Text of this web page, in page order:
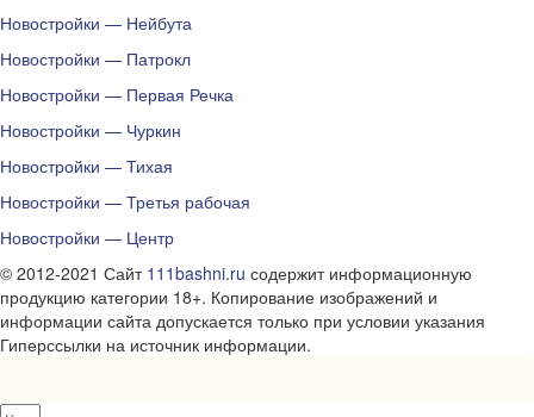
Новостройки — Нейбута
Новостройки — Патрокл
Новостройки — Первая Речка
Новостройки — Чуркин
Новостройки — Тихая
Новостройки — Третья рабочая
Новостройки — Центр
© 2012-2021 Сайт 111bashni.ru содержит информационную
продукцию категории 18+. Копирование изображений и
информации сайта допускается только при условии указания
Гиперссылки на источник информации.